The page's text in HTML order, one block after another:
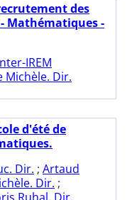
des
- Mathématiques -
IREM
Michèle. Dir.
d'été de
Dir. ; Artaud
Dir. ;